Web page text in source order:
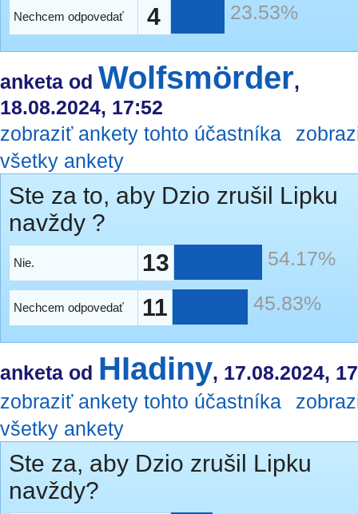
Nechcem odpovedať 4 23.53%
anketa od Wolfsmörder,
18.08.2024, 17:52
zobraziť ankety tohto účastníka
všetky ankety
Ste za to, aby Dzio zrušil Lipku
navždy ?
Nie. 13 54.17%
Nechcem odpovedať 11 45.83%
anketa od HIadiny, 17.08.2024,
zobraziť ankety tohto účastníka
všetky ankety
Ste za, aby Dzio zrušil Lipku
navždy?